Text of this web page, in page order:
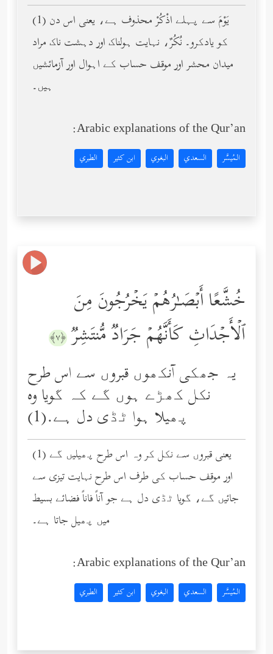
(1) يَوْمَ سے پہلے اذْكُرْ محذوف ہے، یعنی اس دن
کو یادکرو۔ نُكُرٌ، نہایت ہولناک اور دہشت ناک مراد
میدان محشر اور موقف حساب کے اہوال اور آزمائشیں
ہیں۔
Arabic explanations of the Qur’an:
المُيسَّر السعدي البغوي ابن كثير الطبري
خُشَّعًا أَبۡصَـٰرُهُمۡ یَخۡرُجُونَ مِنَ
ٱلۡأَجۡدَاثِ كَأَنَّهُمۡ جَرَادࣱ مُّنتَشِرࣱ ﴿٧﴾
یہ جھکی آنکھوں قبروں سے اس طرح
نکل کھڑے ہوں گے کہ گویا وه
پھیلا ہوا ٹڈی دل ہے.(1)
(1) یعنی قبروں سے نکل کر وہ اس طرح پھیلیں گے
اور موقف حساب کی طرف اس طرح نہایت تیزی سے
جائیں گے، گویا ٹڈی دل ہے جو آناً فاناً فضائے بسیط
میں پھیل جاتا ہے۔
Arabic explanations of the Qur’an:
المُيسَّر السعدي البغوي ابن كثير الطبري